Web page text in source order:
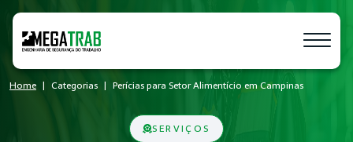
Home Categorias Perícias para Setor Alimentício em Campinas
SERVIÇOS